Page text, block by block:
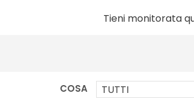
Tieni monitorata
COSA TUTTI